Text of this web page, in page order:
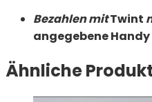
Bezahlen mitTwint
angegebene
Ähnliche